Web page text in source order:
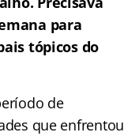
para
tópicos do
de
que enfrentou